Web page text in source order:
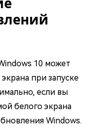
10 может
при запуске
если вы
белого экрана
Windows.